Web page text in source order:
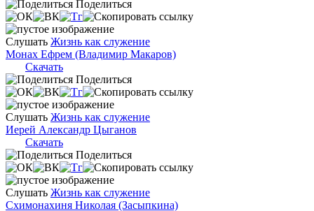
Поделиться
Слушать Жизнь как служение
Монах Ефрем (Владимир Макаров)
Скачать
Поделиться
Слушать Жизнь как служение
Иерей Александр Цыганов
Скачать
Поделиться
Слушать Жизнь как служение
Схимонахиня Николая (Засыпкина)